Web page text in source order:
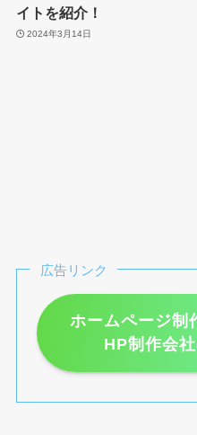
イトを紹介！
2024年3月14日
広告リンク
ホームページ制
HP制作会